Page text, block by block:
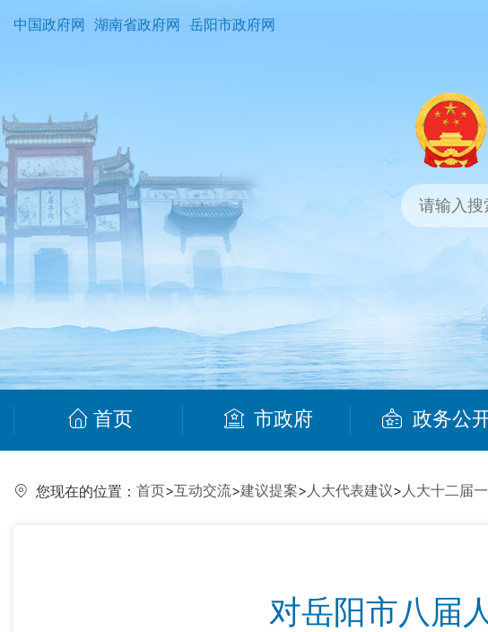
中国政府网 湖南省政府网 岳阳市政府网
首页 市政府 政务公
您现在的位置： 首页>互动交流>建议提案>人大代表建议>人大十二届
对岳阳市八届